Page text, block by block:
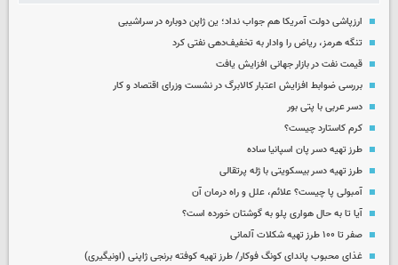
ارزپاشی دولت آمریکا هم جواب نداد؛ ین ژاپن دوباره در سراشیبی
تنگه هرمز، ریاض را وادار به تخفیف‌دهی نفتی کرد
قیمت نفت در بازار جهانی افزایش یافت
بررسی ضوابط افزایش اعتبار کالابرگ در نشست وزرای اقتصاد و کار
دسر عربی با پتی بور
کرم کاستارد چیست؟
طرز تهیه دسر پان اسپانیا ساده
طرز تهیه دسر بیسکویتی با ژله پرتقالی
آمبولی پا چیست؟ علائم، علل و راه درمان آن
آیا تا به حال هواری پلو به گوشتان خورده است؟
صفر تا ۱۰۰ طرز تهیه شکلات آلمانی
غذای محبوب پاندای کونگ فوکار/ طرز تهیه کوفته برنجی ژاپنی (اونیگیری)